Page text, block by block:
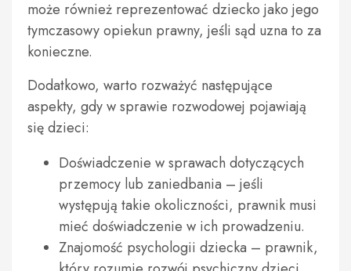
może również reprezentować dziecko jako jego
tymczasowy opiekun prawny, jeśli sąd uzna to za
konieczne.
Dodatkowo, warto rozważyć następujące
aspekty, gdy w sprawie rozwodowej pojawiają
się dzieci:
Doświadczenie w sprawach dotyczących
przemocy lub zaniedbania – jeśli
występują takie okoliczności, prawnik musi
mieć doświadczenie w ich prowadzeniu.
Znajomość psychologii dziecka – prawnik,